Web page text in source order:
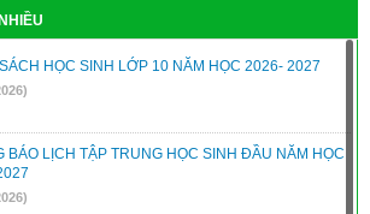
HỌC SINH LỚP 10 NĂM HỌC 2026- 2027
BÁO LỊCH TẬP TRUNG HỌC SINH ĐẦU NĂM HỌC